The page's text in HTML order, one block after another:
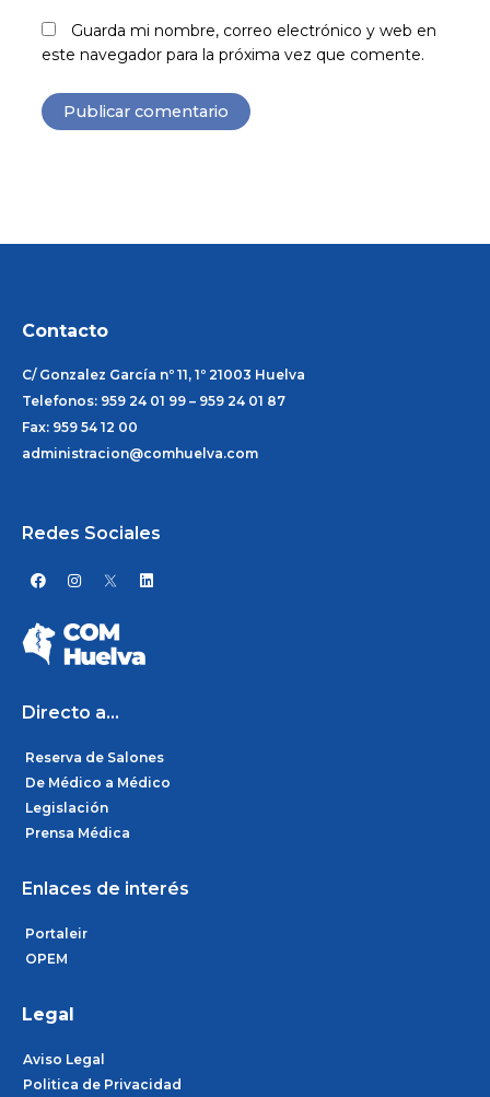
Guarda mi nombre, correo electrónico y web en
este navegador para la próxima vez que comente.
Contacto
C/ Gonzalez García nº 11, 1º 21003 Huelva
Telefonos: 959 24 01 99 – 959 24 01 87
Fax: 959 54 12 00
administracion@comhuelva.com
Redes Sociales
F
a
e
b
o
o
I
n
a
g
r
L
i
i
Directo a...
Reserva de Salones
De Médico a Médico
Legislación
Prensa Médica
Enlaces de interés
Portaleir
OPEM
Legal
Aviso Legal
Politica de Privacidad